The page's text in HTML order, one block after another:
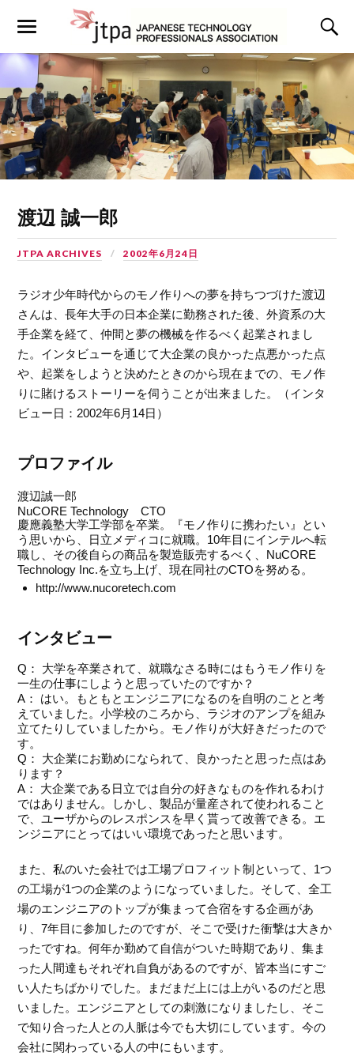
渡辺 誠一郎
JTPA ARCHIVES 2002年6月24日
ラジオ少年時代からのモノ作りへの夢を持ちつづけた渡辺
さんは、長年大手の日本企業に勤務された後、外資系の大
手企業を経て、仲間と夢の機械を作るべく起業されまし
た。インタビューを通じて大企業の良かった点悪かった点
や、起業をしようと決めたときのから現在までの、モノ作
りに賭けるストーリーを伺うことが出来ました。（インタ
ビュー日：2002年6月14日）
プロファイル
渡辺誠一郎
NuCORE Technology CTO
慶應義塾大学工学部を卒業。『モノ作りに携わたい』とい
う思いから、日立メディコに就職。10年目にインテルへ転
職し、その後自らの商品を製造販売するべく、NuCORE
Technology Inc.を立ち上げ、現在同社のCTOを努める。
http://www.nucoretech.com
インタビュー
Q： 大学を卒業されて、就職なさる時にはもうモノ作りを
一生の仕事にしようと思っていたのですか？
A： はい。もともとエンジニアになるのを自明のことと考
えていました。小学校のころから、ラジオのアンプを組み
立てたりしていましたから。モノ作りが大好きだったので
す。
Q： 大企業にお勤めになられて、良かったと思った点はあ
ります？
A： 大企業である日立では自分の好きなものを作れるわけ
ではありません。しかし、製品が量産されて使われること
で、ユーザからのレスポンスを早く貰って改善できる。エ
ンジニアにとってはいい環境であったと思います。
また、私のいた会社では工場プロフィット制といって、1つ
の工場が1つの企業のようになっていました。そして、全工
場のエンジニアのトップが集まって合宿をする企画があ
り、7年目に参加したのですが、そこで受けた衝撃は大きか
ったですね。何年か勤めて自信がついた時期であり、集ま
った人間達もそれぞれ自負があるのですが、皆本当にすご
い人たちばかりでした。まだまだ上には上がいるのだと思
いました。エンジニアとしての刺激になりましたし、そこ
で知り合った人との人脈は今でも大切にしています。今の
会社に関わっている人の中にもいます。